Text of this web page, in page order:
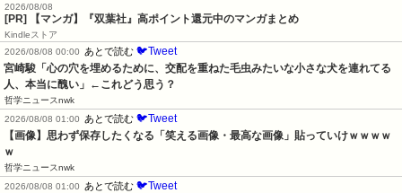
2026/08/08
[PR] 【マンガ】『双葉社』高ポイント還元中のマンガまとめ
Kindleストア
2026/08/08 00:00
あとで読む 🐦Tweet
宮崎駿「心の穴を埋めるために、交配を重ねた毛虫みたいな小さな犬を連れてる
人、本当に醜い」←これどう思う？
哲学ニュースnwk
2026/08/08 01:00
あとで読む 🐦Tweet
【画像】思わず保存したくなる「笑える画像・最高な画像」貼っていけｗｗｗｗ
ｗ
哲学ニュースnwk
2026/08/08 01:00
あとで読む 🐦Tweet